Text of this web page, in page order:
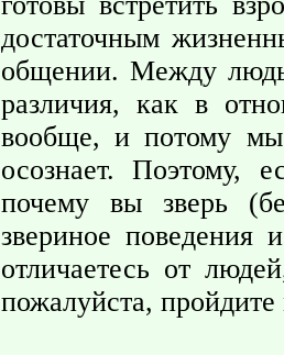
достаточным
общении. Между
различия, как в
вообще, и потому мы
осознает. Поэтому,
почему вы зверь
звериное
отличаетесь от
пожалуйста,